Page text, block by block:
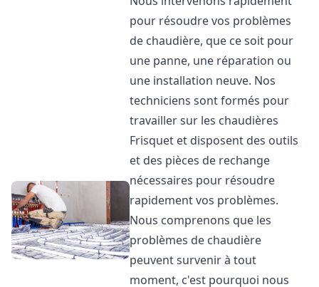
pour résoudre vos problèmes
de chaudière, que ce soit pour
une panne, une réparation ou
une installation neuve. Nos
techniciens sont formés pour
travailler sur les chaudières
Frisquet et disposent des outils
et des pièces de rechange
nécessaires pour résoudre
rapidement vos problèmes.
Nous comprenons que les
problèmes de chaudière
peuvent survenir à tout
moment, c'est pourquoi nous